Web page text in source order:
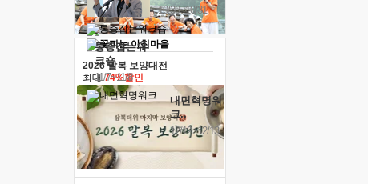
10/30~10/31
통증잡는워
크숍
11/7~11/8
내면혁명워
크..
12/12~12/13
2026 말복 보양대전
최대74%할인